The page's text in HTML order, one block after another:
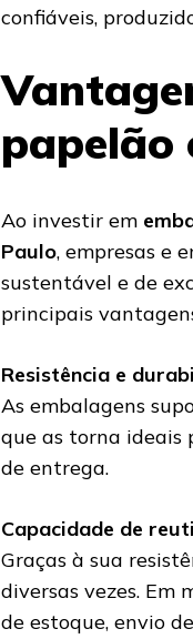
confiáveis,
papelão
Ao investir em
Paulo, empresas e
sustentável e de
principais
Resistência e
As embalagens
que as torna ideais
de entrega.
Capacidade de
Graças à sua
diversas vezes. Em
de estoque, envio